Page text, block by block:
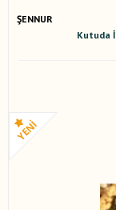
ŞENNUR
Kutuda